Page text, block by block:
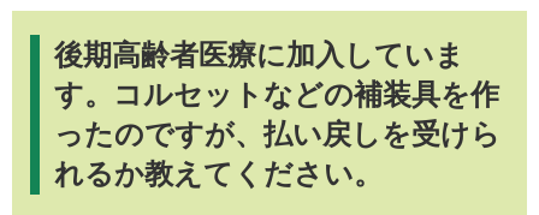
後期高齢者医療に加入していま
す。コルセットなどの補装具を作
ったのですが、払い戻しを受けら
れるか教えてください。